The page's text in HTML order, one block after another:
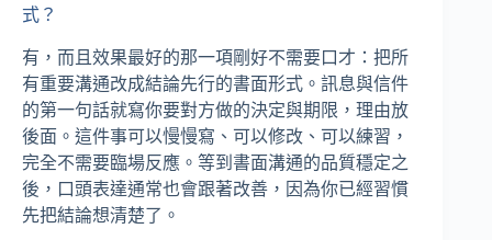
式？
有，而且效果最好的那一項剛好不需要口才：把所
有重要溝通改成結論先行的書面形式。訊息與信件
的第一句話就寫你要對方做的決定與期限，理由放
後面。這件事可以慢慢寫、可以修改、可以練習，
完全不需要臨場反應。等到書面溝通的品質穩定之
後，口頭表達通常也會跟著改善，因為你已經習慣
先把結論想清楚了。